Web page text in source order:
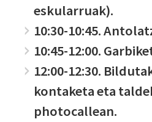
eskularruak).
10:30-10:45.
10:45-12:00.
12:00-12:30.
kontaketa eta
photocallean.